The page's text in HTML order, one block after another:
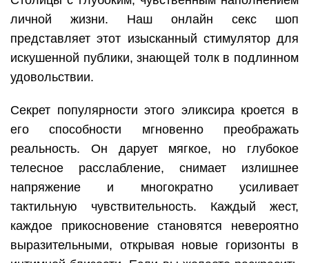
личной жизни. Наш онлайн секс шоп
представляет этот изысканный стимулятор для
искушенной публики, знающей толк в подлинном
удовольствии.
Секрет популярности этого эликсира кроется в
его способности мгновенно преображать
реальность. Он дарует мягкое, но глубокое
телесное расслабление, снимает излишнее
напряжение и многократно усиливает
тактильную чувствительность. Каждый жест,
каждое прикосновение становятся невероятно
выразительными, открывая новые горизонты в